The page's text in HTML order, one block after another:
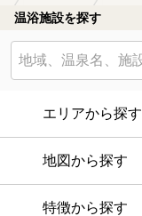
温浴施設を探す
エリアから探す
地図から探す
特徴から探す